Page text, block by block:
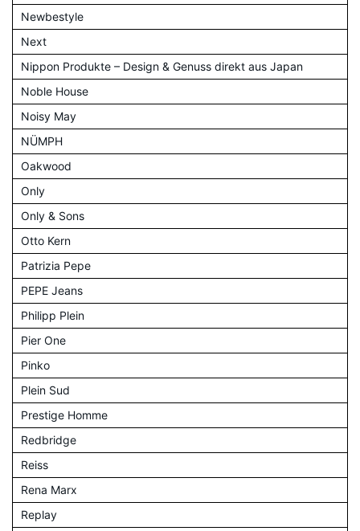
Newbestyle
Next
Nippon Produkte – Design & Genuss direkt aus Japan
Noble House
Noisy May
NÜMPH
Oakwood
Only
Only & Sons
Otto Kern
Patrizia Pepe
PEPE Jeans
Philipp Plein
Pier One
Pinko
Plein Sud
Prestige Homme
Redbridge
Reiss
Rena Marx
Replay